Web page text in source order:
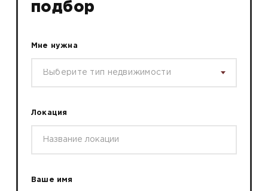
подбор
Мне нужна
Выберите тип недвижимости
Локация
Ваше имя